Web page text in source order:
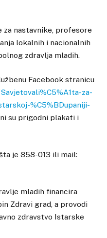
za nastavnike, profesore
lokalnih i nacionalnih
zdravlja mladih.
Facebook stranicu
za-
%C5%BDupaniji-
su prigodni plakati i
je 858-013 ili mail:
mladih financira
Zdravi grad, a provodi
zdravstvo Istarske